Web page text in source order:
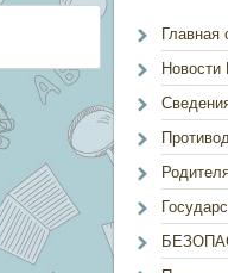
Главная
Новости